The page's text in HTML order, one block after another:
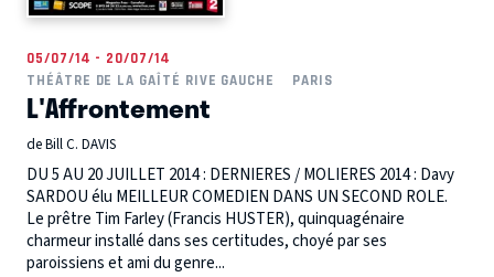
05/07/14 - 20/07/14
THÉÂTRE DE LA GAÎTÉ RIVE GAUCHE
PARIS
L'Affrontement
de Bill C. DAVIS
DU 5 AU 20 JUILLET 2014 : DERNIERES / MOLIERES 2014 : Davy
SARDOU élu MEILLEUR COMEDIEN DANS UN SECOND ROLE.
Le prêtre Tim Farley (Francis HUSTER), quinquagénaire
charmeur installé dans ses certitudes, choyé par ses
paroissiens et ami du genre...